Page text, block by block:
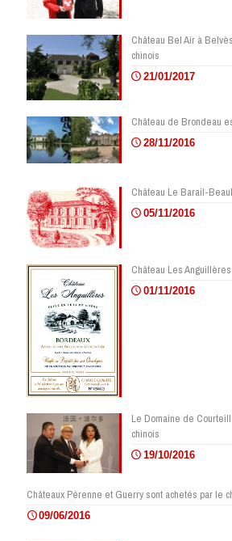
Château Bel Air à
chinois
21/01/2017
Château de Brondeau
28/11/2016
Château Le Barail-
05/11/2016
Château Les
01/11/2016
Le Domaine de
chinois
19/10/2016
Châteaux Pérenne et Guerry sont achetés par le
09/06/2016